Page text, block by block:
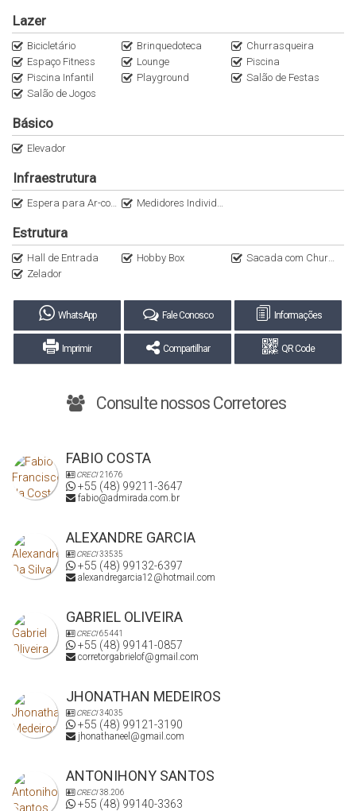
Academia;
Agende sua visita. Fale com um de nossos corretores.
Lazer
Bicicletário Brinquedoteca
Churrasqueira
Espaço Fitness
Lounge
Piscina
Piscina Infantil
Playground
Salão de Festas
Salão de Jogos
Básico
Elevador
Infraestrutura
Espera para Ar-condicionado Split Medidores Individuais
Estrutura
Hall de Entrada Hobby Box
Sacada com Churrasqueira a Carvão
Zelador
WhatsApp Fale Conosco Informações
Imprimir Compartilhar QR Code
Consulte nossos Corretores
FABIO COSTA
CRECI21676
+55 (48) 99211-3647
fabio@admirada.com.br
ALEXANDRE GARCIA
CRECI33535
+55 (48) 99132-6397
alexandregarcia12@hotmail.com
GABRIEL OLIVEIRA
CRECI65441
+55 (48) 99141-0857
corretorgabrielof@gmail.com
JHONATHAN MEDEIROS
CRECI34035
+55 (48) 99121-3190
jhonathaneel@gmail.com
ANTONIHONY SANTOS
CRECI38.206
+55 (48) 99140-3363